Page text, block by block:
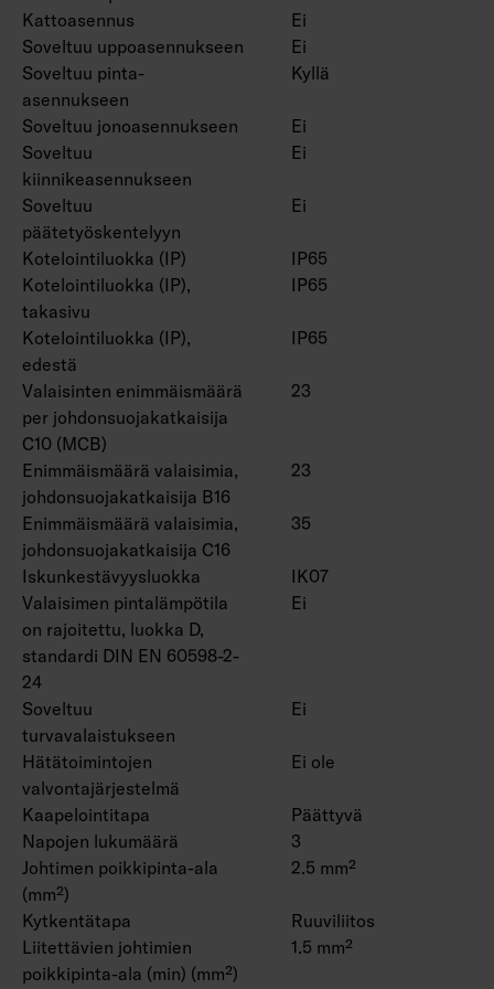
Kattoasennus
Ei
Soveltuu uppoasennukseen
Ei
Soveltuu pinta-
asennukseen
Kyllä
Soveltuu jonoasennukseen
Ei
Soveltuu
kiinnikeasennukseen
Ei
Soveltuu
päätetyöskentelyyn
Ei
Kotelointiluokka (IP)
IP65
Kotelointiluokka (IP),
takasivu
IP65
Kotelointiluokka (IP),
edestä
IP65
Valaisinten enimmäismäärä
per johdonsuojakatkaisija
C10 (MCB)
23
Enimmäismäärä valaisimia,
johdonsuojakatkaisija B16
23
Enimmäismäärä valaisimia,
johdonsuojakatkaisija C16
35
Iskunkestävyysluokka
IK07
Valaisimen pintalämpötila
on rajoitettu, luokka D,
standardi DIN EN 60598-2-
24
Ei
Soveltuu
turvavalaistukseen
Ei
Hätätoimintojen
valvontajärjestelmä
Ei ole
Kaapelointitapa
Päättyvä
Napojen lukumäärä
3
Johtimen poikkipinta-ala
(mm²)
2.5 mm²
Kytkentätapa
Ruuviliitos
Liitettävien johtimien
poikkipinta-ala (min) (mm²)
1.5 mm²